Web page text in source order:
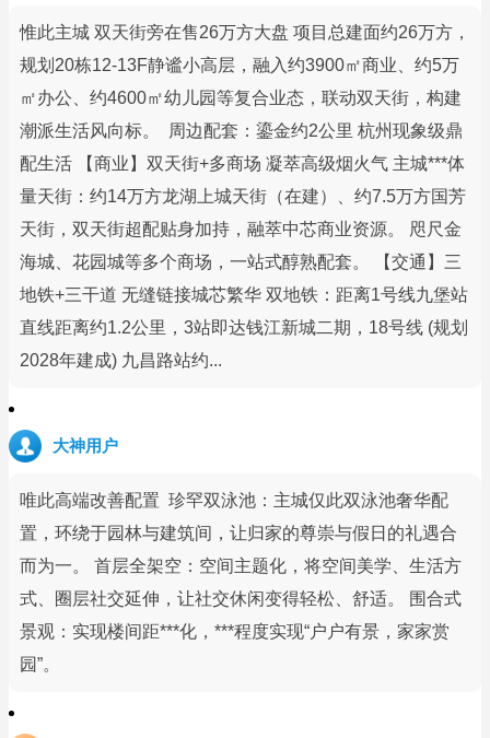
惟此主城 双天街旁在售26万方大盘 项目总建面约26万方，
规划20栋12-13F静谧小高层，融入约3900㎡商业、约5万
㎡办公、约4600㎡幼儿园等复合业态，联动双天街，构建
潮派生活风向标。 周边配套：鎏金约2公里 杭州现象级鼎
配生活 【商业】双天街+多商场 凝萃高级烟火气 主城***体
量天街：约14万方龙湖上城天街（在建）、约7.5万方国芳
天街，双天街超配贴身加持，融萃中芯商业资源。 咫尺金
海城、花园城等多个商场，一站式醇熟配套。 【交通】三
地铁+三干道 无缝链接城芯繁华 双地铁：距离1号线九堡站
直线距离约1.2公里，3站即达钱江新城二期，18号线 (规划
2028年建成) 九昌路站约...
大神用户
唯此高端改善配置 珍罕双泳池：主城仅此双泳池奢华配
置，环绕于园林与建筑间，让归家的尊崇与假日的礼遇合
而为一。 首层全架空：空间主题化，将空间美学、生活方
式、圈层社交延伸，让社交休闲变得轻松、舒适。 围合式
景观：实现楼间距***化，***程度实现“户户有景，家家赏
园”。